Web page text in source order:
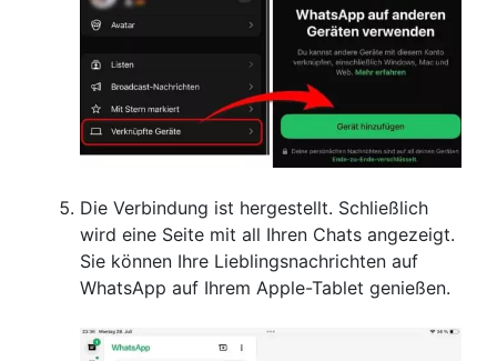
Die Verbindung ist hergestellt. Schließlich
wird eine Seite mit all Ihren Chats angezeigt.
Sie können Ihre Lieblingsnachrichten auf
WhatsApp auf Ihrem Apple-Tablet genießen.